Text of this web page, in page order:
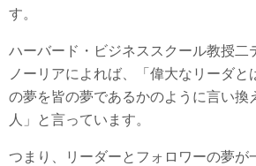
す。
ハーバード・ビジネススクール教授二
ノーリアによれば、「偉大なリーダと
の夢を皆の夢であるかのように言い換
人」と言っています。
つまり、リーダーとフォロワーの夢が